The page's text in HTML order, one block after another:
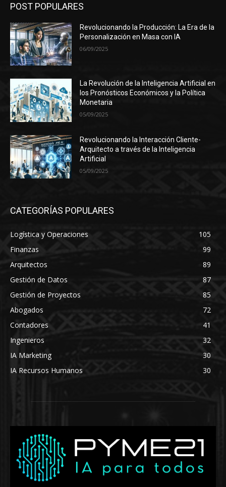
POST POPULARES
Revolucionando la Producción: La Era de la
Personalización en Masa con IA
06/09/2025
La Revolución de la Inteligencia Artificial en
los Pronósticos Económicos y la Política
Monetaria
05/09/2025
Revolucionando la Interacción Cliente-
Arquitecto a través de la Inteligencia
Artificial
05/09/2025
CATEGORÍAS POPULARES
Logística y Operaciones
105
Finanzas
99
Arquitectos
89
Gestión de Datos
87
Gestión de Proyectos
85
Abogados
72
Contadores
41
Ingenieros
32
IA Marketing
30
IA Recursos Humanos
30